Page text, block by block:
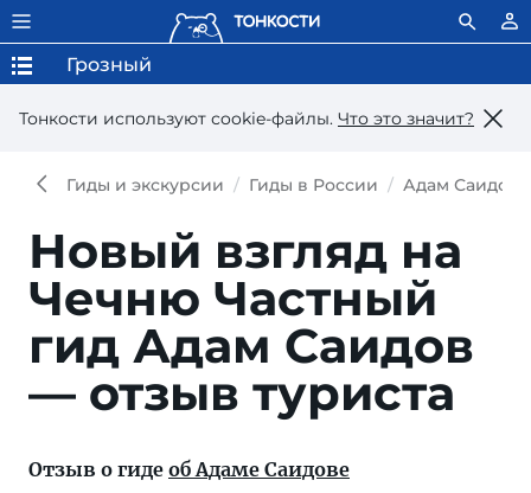
Тонкости используют сookie-файлы. Что это значит?
Грозный
Гиды и экскурсии Гиды в России Адам Саидов
Новый взгляд на
Чечню Частный
гид Адам Саидов
— отзыв туриста
Отзыв о гиде об Адаме Саидове